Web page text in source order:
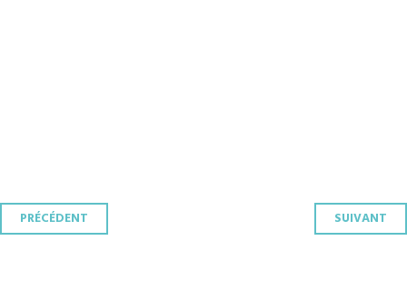
Navigation
PRÉCÉDENT SUIVANT